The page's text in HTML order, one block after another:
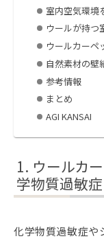
室内空気環境
ウールが持つ
ウールカーペ
自然素材の壁
参考情報
まとめ
AGI KANSAI
ウールカ
学物質過敏
化学物質過敏症や